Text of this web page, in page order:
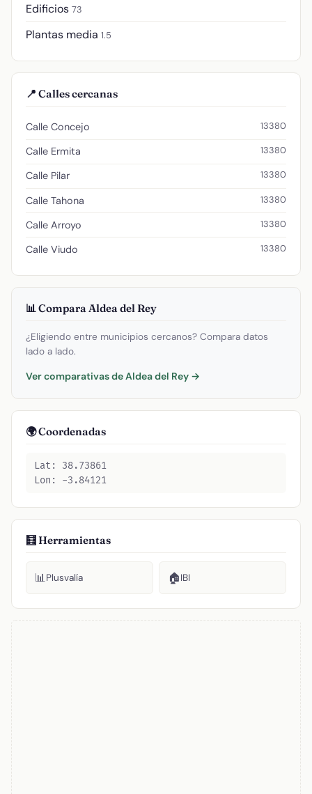
Edificios 73
Plantas media 1.5
📍 Calles cercanas
Calle Concejo 13380
Calle Ermita 13380
Calle Pilar 13380
Calle Tahona 13380
Calle Arroyo 13380
Calle Viudo 13380
📊 Compara Aldea del Rey
¿Eligiendo entre municipios cercanos? Compara datos
lado a lado.
Ver comparativas de Aldea del Rey →
🌍 Coordenadas
Lat: 38.73861
Lon: -3.84121
🧮 Herramientas
📊Plusvalía 🏠IBI